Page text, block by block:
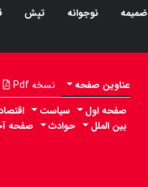
ضمیمه نوجوانه تپش
عناوین صفحه نسخه Pdf
صفحه اول سیاست
بین الملل
حوادث صفحه